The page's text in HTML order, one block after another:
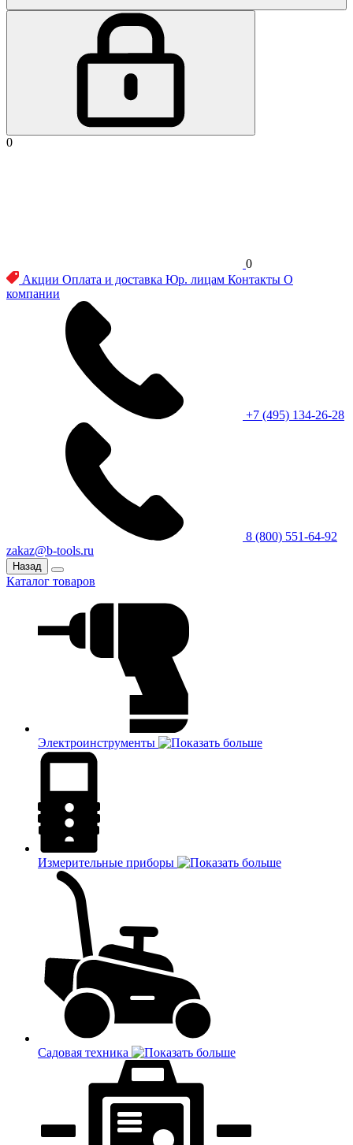
0
0
Акции Оплата и доставка Юр. лицам Контакты О
компании
+7 (495) 134-26-28
8 (800) 551-64-92
zakaz@b-tools.ru
Назад
Каталог товаров
Электроинструменты
Измерительные приборы
Садовая техника